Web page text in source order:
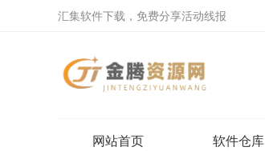
汇集软件下载，免费分享活动线报
网站首页 软件仓库